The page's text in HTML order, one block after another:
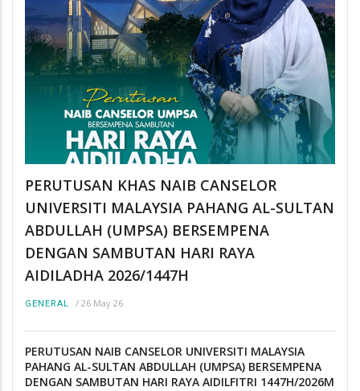
PERUTUSAN KHAS NAIB CANSELOR
UNIVERSITI MALAYSIA PAHANG AL-SULTAN
ABDULLAH (UMPSA) BERSEMPENA
DENGAN SAMBUTAN HARI RAYA
AIDILADHA 2026/1447H
GENERAL / 26 May 26
PERUTUSAN NAIB CANSELOR UNIVERSITI MALAYSIA
PAHANG AL-SULTAN ABDULLAH (UMPSA) BERSEMPENA
DENGAN SAMBUTAN HARI RAYA AIDILFITRI 1447H/2026M